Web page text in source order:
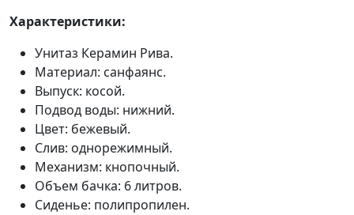
Характеристики:
Унитаз Керамин Рива.
Материал: санфаянс.
Выпуск: косой.
Подвод воды: нижний.
Цвет: бежевый.
Слив: однорежимный.
Механизм: кнопочный.
Объем бачка: 6 литров.
Сиденье: полипропилен.